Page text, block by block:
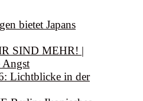
bietet Japans
SIND MEHR! |
Angst
Lichtblicke in der